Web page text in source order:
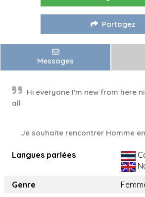
Partagez
Messages
Hi everyone I'm new from here
all
Je souhaite rencontrer Homme
Langues parlées
Genre